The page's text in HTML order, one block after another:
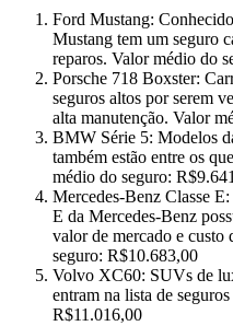
Ford Mustang:
Mustang tem um seguro
reparos. Valor médio do
Porsche 718 Boxster:
seguros altos por serem
alta manutenção. Valor
BMW Série 5: Modelos
também estão entre os
médio do seguro:
Mercedes-Benz Classe
E da Mercedes-Benz
valor de mercado e custo
seguro: R$10.683,00
Volvo XC60: SUVs de
entram na lista de
R$11.016,00